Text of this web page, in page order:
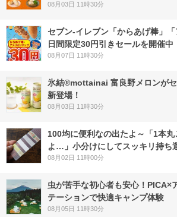
08月03日 11時30分
セブン‐イレブン「からあげ棒」
日間限定30円引きセールを開催中
08月07日 11時30分
氷結®mottainai 富良野メロンが
新登場！
08月03日 11時30分
100均に便利なの出たよ～「1本
よ…」小分けにしてスッキリ持ち
08月02日 11時00分
虫が苦手な初心者も安心！PICA×
テーションで快適キャンプ体験
08月05日 11時30分